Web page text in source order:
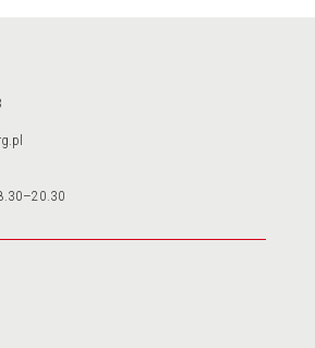
godziny
migowego